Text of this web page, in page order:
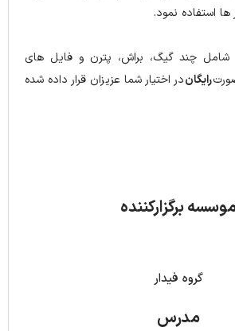
ها استفاده نمود.
چند گیگ، براش، پترن و فایل های
رایگاندر اختیار شما عزیزان قرار داده شده
برگزارکننده
گروه فیدار
مدرس